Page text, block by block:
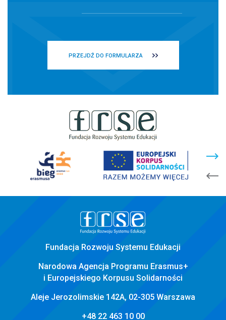
PRZEJDŹ DO FORMULARZA
Fundacja Rozwoju Systemu Edukacji
Narodowa Agencja Programu Erasmus+
i Europejskiego Korpusu Solidarności
Aleje Jerozolimskie 142A, 02-305 Warszawa
+48 22 463 10 00